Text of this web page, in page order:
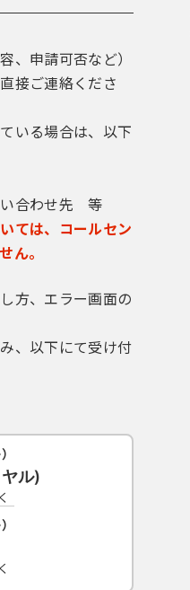
、申請可否など）
接ご連絡くださ
いる場合は、以下
い合わせ先 等
ては、コールセン
ん。
方、エラー画面の
、以下にて受け付
ル)